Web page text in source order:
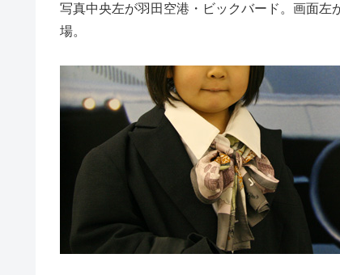
写真中央左が羽田空港・ビックバード。画面
場。